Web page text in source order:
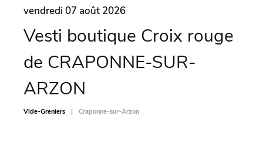
vendredi 07 août 2026
Vesti boutique Croix rouge
de CRAPONNE-SUR-
ARZON
Vide-Greniers Craponne-sur-Arzon